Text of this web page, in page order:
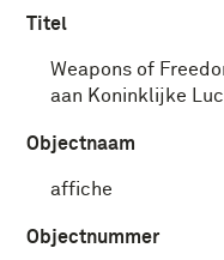
Titel
Weapons of
aan Koninklijke
Objectnaam
affiche
Objectnummer